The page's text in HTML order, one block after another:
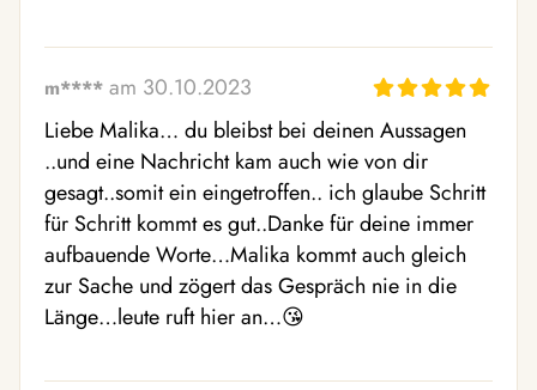
m**** am 30.10.2023
Liebe Malika… du bleibst bei deinen Aussagen
..und eine Nachricht kam auch wie von dir
gesagt..somit ein eingetroffen.. ich glaube Schritt
für Schritt kommt es gut..Danke für deine immer
aufbauende Worte…Malika kommt auch gleich
zur Sache und zögert das Gespräch nie in die
Länge…leute ruft hier an…😘